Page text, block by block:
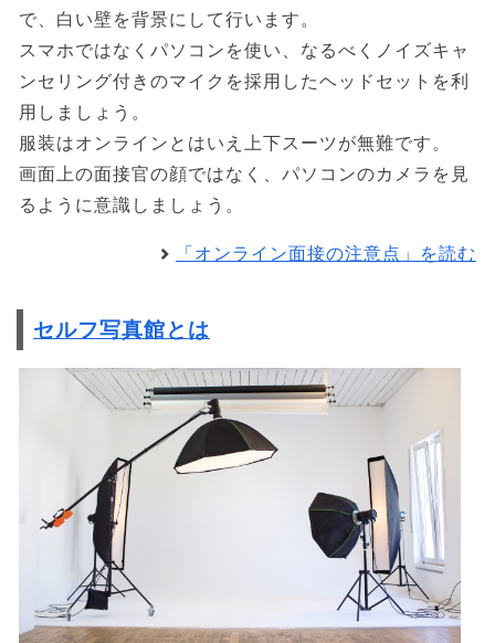
で、白い壁を背景にして行います。
スマホではなくパソコンを使い、なるべくノイズキャ
ンセリング付きのマイクを採用したヘッドセットを利
用しましょう。
服装はオンラインとはいえ上下スーツが無難です。
画面上の面接官の顔ではなく、パソコンのカメラを見
るように意識しましょう。
「オンライン面接の注意点」を読む
セルフ写真館とは